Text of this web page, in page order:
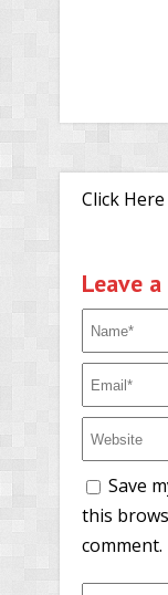
Click
Leave
Save
this
comment.